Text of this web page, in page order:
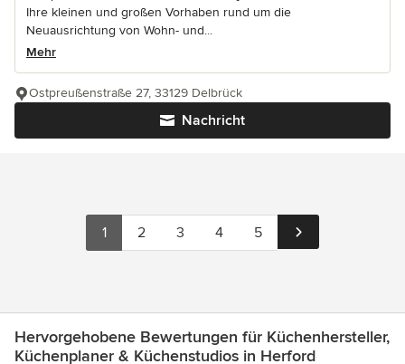
Ihre kleinen und großen Vorhaben rund um die
Neuausrichtung von Wohn- und...
Mehr
Nachricht
Ostpreußenstraße 27, 33129 Delbrück
1 2 3 4 5
Hervorgehobene Bewertungen für Küchenhersteller,
Küchenplaner & Küchenstudios in Herford